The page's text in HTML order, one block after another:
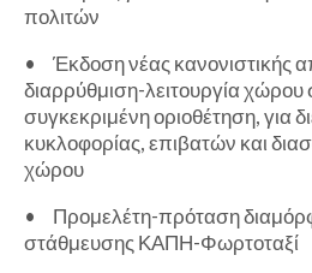
πολιτών
•
Έκδοση νέας κανονιστικής
διαρρύθμιση-λειτουργία
συγκεκριμένη οριοθέτηση, για
κυκλοφορίας, επιβατών και
χώρου
•
Προμελέτη-πρόταση
στάθμευσης ΚΑΠΗ-Φωρτοταξί